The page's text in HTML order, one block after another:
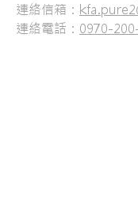
連絡信箱：
連絡電話： 0970-